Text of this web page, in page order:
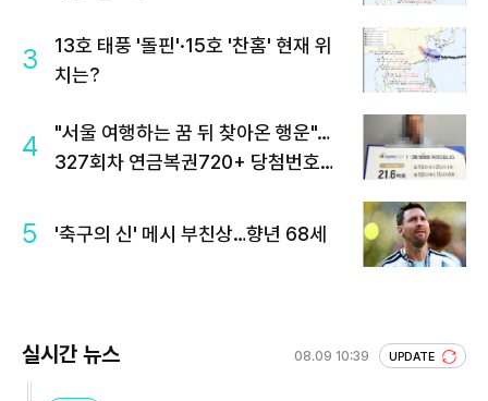
3
13호 태풍 '돌핀'·15호 '찬홈' 현재 위
치는?
4
"서울 여행하는 꿈 뒤 찾아온 행운"…
327회차 연금복권720+ 당첨번호조
5 '축구의 신' 메시 부친상…향년 68세
실시간 뉴스 08.09 10:39 UPDATE